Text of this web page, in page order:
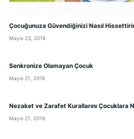
Çocuğunuza Güvendiğinizi Nasıl
Mayıs 23, 2018
Senkronize Olamayan Çocuk
Mayıs 21, 2018
Nezaket ve Zarafet Kurallarını Çocuklara
Mayıs 21, 2018